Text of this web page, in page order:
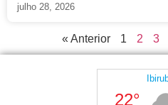
julho 28, 2026
« Anterior 1 2 3